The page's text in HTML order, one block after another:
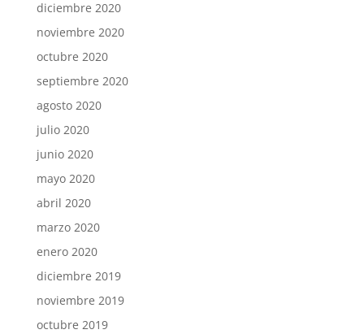
diciembre 2020
noviembre 2020
octubre 2020
septiembre 2020
agosto 2020
julio 2020
junio 2020
mayo 2020
abril 2020
marzo 2020
enero 2020
diciembre 2019
noviembre 2019
octubre 2019